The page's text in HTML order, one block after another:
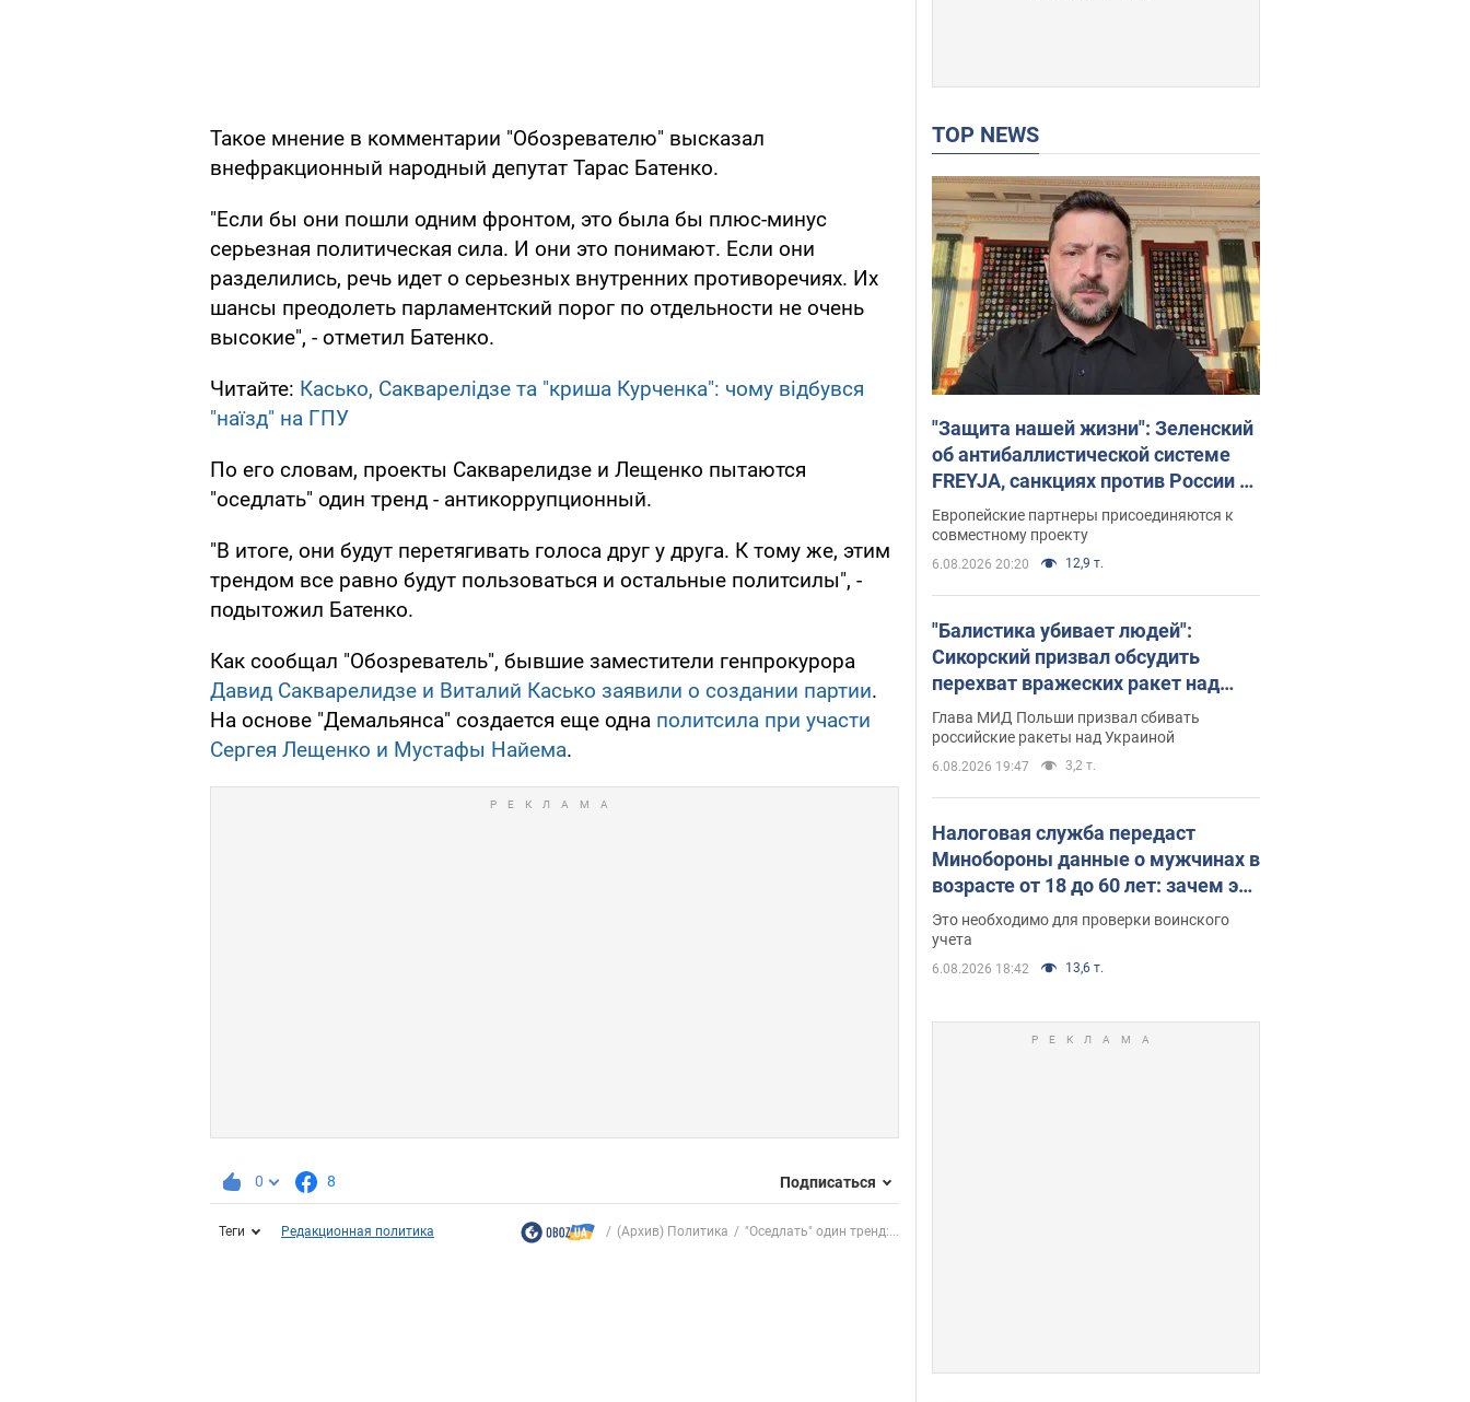
Такое мнение в комментарии "Обозревателю" высказал
внефракционный народный депутат Тарас Батенко.
"Если бы они пошли одним фронтом, это была бы плюс-минус
серьезная политическая сила. И они это понимают. Если они
разделились, речь идет о серьезных внутренних противоречиях. Их
шансы преодолеть парламентский порог по отдельности не очень
высокие", - отметил Батенко.
Читайте: Касько, Сакварелідзе та "криша Курченка": чому відбувся
"наїзд" на ГПУ
По его словам, проекты Сакварелидзе и Лещенко пытаются
"оседлать" один тренд - антикоррупционный.
"В итоге, они будут перетягивать голоса друг у друга. К тому же, этим
трендом все равно будут пользоваться и остальные политсилы", -
подытожил Батенко.
Как сообщал "Обозреватель", бывшие заместители генпрокурора
Давид Сакварелидзе и Виталий Касько заявили о создании партии.
На основе "Демальянса" создается еще одна политсила при участи
Сергея Лещенко и Мустафы Найема.
0 8 Подписаться
Теги Редакционная политика (Архив) Политика "Оседлать" один тренд:...
TOP NEWS
"Защита нашей жизни": Зеленский
об антибаллистической системе
FREYJA, санкциях против России и
поддержке аграриев. Видео
Европейские партнеры присоединяются к
совместному проекту
6.08.2026 20:20 12,9 т.
"Балистика убивает людей":
Сикорский призвал обсудить
перехват вражеских ракет над
Украиной
Глава МИД Польши призвал сбивать
российские ракеты над Украиной
6.08.2026 19:47 3,2 т.
Налоговая служба передаст
Минобороны данные о мужчинах в
возрасте от 18 до 60 лет: зачем это
нужно
Это необходимо для проверки воинского
учета
6.08.2026 18:42 13,6 т.